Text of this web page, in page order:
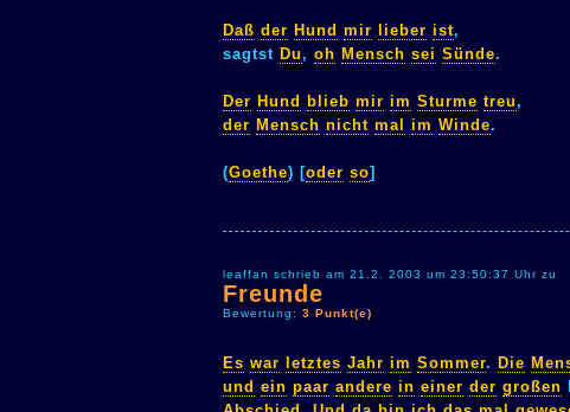
Daß der Hund mir lieber ist,
sagtst Du , oh Mensch sei Sünde.
Der Hund blieb mir im Sturme treu ,
der Mensch nicht mal im Winde.
(Goethe) [oder so]
leaffan schrieb am 21.2. 2003 um 23:50:37 Uhr zu
Freunde
Bewertung: 3 Punkt(e)
Es war letztes Jahr im Sommer. Die
und ein paar andere in einer der großen